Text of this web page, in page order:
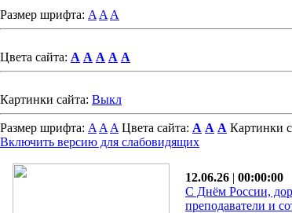
Размер шрифта: A A A
Цвета сайта: A A A A A
Картинки сайта: Выкл
Размер шрифта: A A A Цвета сайта: A A A Картинки
Включить версию для слабовидящих
12.06.26 | 00:00:00
С Днём России,
преподаватели и